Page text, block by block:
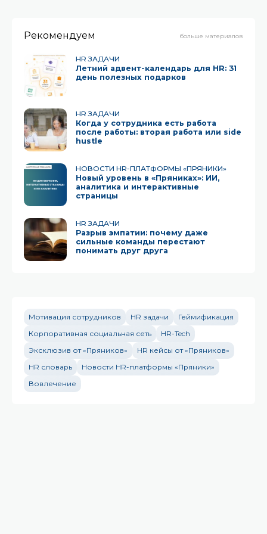
Рекомендуем больше материалов
HR ЗАДАЧИ
Летний адвент-календарь для HR: 31
день полезных подарков
HR ЗАДАЧИ
Когда у сотрудника есть работа
после работы: вторая работа или side
hustle
НОВОСТИ HR-ПЛАТФОРМЫ «ПРЯНИКИ»
Новый уровень в «Пряниках»: ИИ,
аналитика и интерактивные
страницы
HR ЗАДАЧИ
Разрыв эмпатии: почему даже
сильные команды перестают
понимать друг друга
Мотивация сотрудников HR задачи
Геймификация
Корпоративная социальная сеть
HR-Tech
Эксклюзив от «Пряников»
HR кейсы от «Пряников»
HR словарь
Новости HR-платформы «Пряники»
Вовлечение